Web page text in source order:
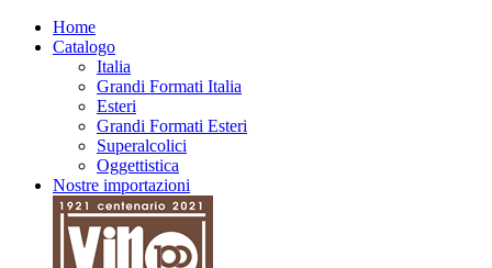
Home
Catalogo
Italia
Grandi Formati Italia
Esteri
Grandi Formati Esteri
Superalcolici
Oggettistica
Nostre importazioni